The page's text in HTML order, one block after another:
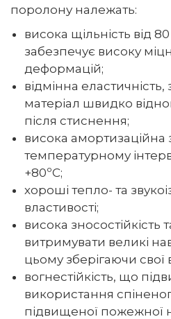
поролону належать:
висока щільність від
забезпечує високу
деформацій;
відмінна
матеріал швидко
після стиснення;
висока амортизаційна
температурному
+80ºС;
хороші тепло- та
властивості;
висока зносостійкість
витримувати великі
цьому зберігаючи свої
вогнестійкість, що
використання
підвищеної пожежної